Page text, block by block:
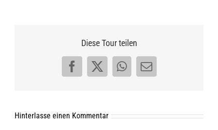
Diese Tour teilen
Facebook
X WhatsApp
E-
Hinterlasse einen Kommentar